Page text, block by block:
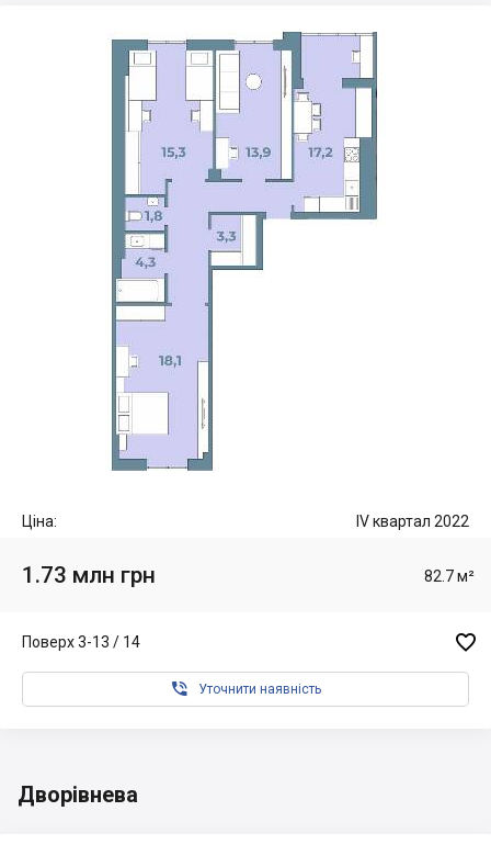
Ціна: IV квартал 2022
1.73 млн грн 82.7 м²
Поверх 3-13 / 14 
 Уточнити наявність
Дворівнева